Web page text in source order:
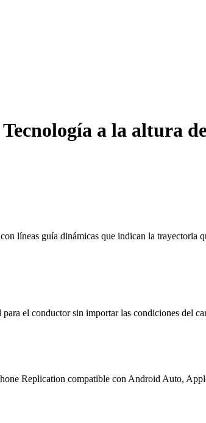
Tecnología a la altura
líneas guía dinámicas que indican la
el conductor sin importar las condiciones del
Replication compatible con Android Auto,